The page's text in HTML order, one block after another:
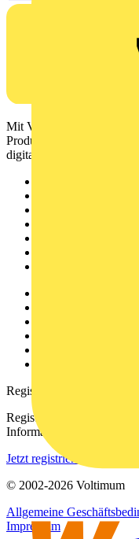
Mit Voltimum erhalten
Produktinformationen,
digitalen Plattform und
Registrierung
Registrieren Sie sich
Informationen aus der
Jetzt registrieren
© 2002-2026 Voltimum
Allgemeine
Impressum